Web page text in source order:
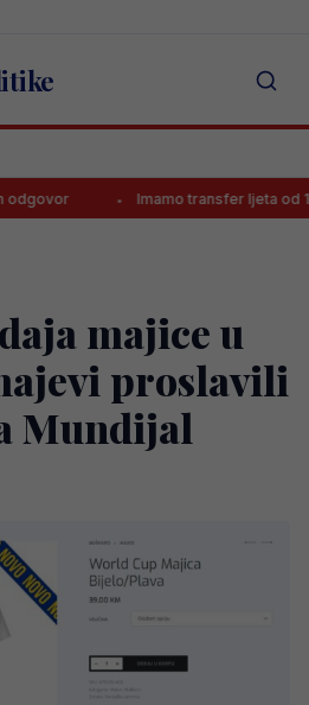
Imamo transfer ljeta od
majice u
proslavili
Mundijal